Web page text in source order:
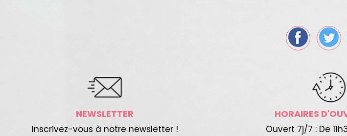
NEWSLETTER
Inscrivez-vous à notre newsletter !
HORAIRES
Ouvert 7j/7 : De